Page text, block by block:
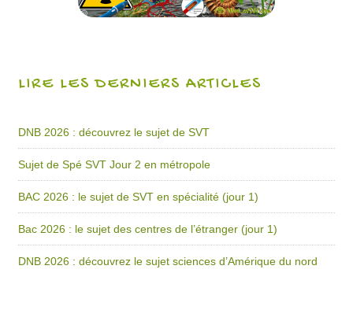
LIRE LES DERNIERS ARTICLES
DNB 2026 : découvrez le sujet de SVT
Sujet de Spé SVT Jour 2 en métropole
BAC 2026 : le sujet de SVT en spécialité (jour 1)
Bac 2026 : le sujet des centres de l’étranger (jour 1)
DNB 2026 : découvrez le sujet sciences d’Amérique du nord